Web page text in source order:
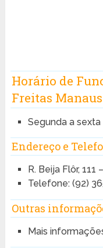
Horário de
Freitas Manaus
Segunda a
Endereço e
R. Beija Flôr,
Telefone: (92)
Outras
Mais